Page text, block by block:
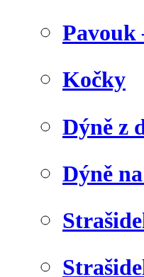
Pavouk
Kočky
Dýně z
Dýně